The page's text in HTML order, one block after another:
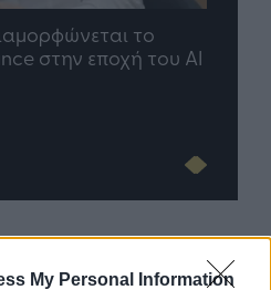
My Personal Information
το
στην εποχή του AI